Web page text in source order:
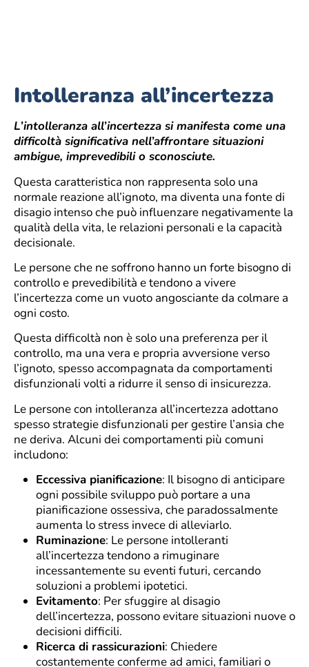
Intolleranza all’incertezza
L’intolleranza all’incertezza si manifesta come una
difficoltà significativa nell’affrontare situazioni
ambigue, imprevedibili o sconosciute.
Questa caratteristica non rappresenta solo una
normale reazione all’ignoto, ma diventa una fonte di
disagio intenso che può influenzare negativamente la
qualità della vita, le relazioni personali e la capacità
decisionale.
Le persone che ne soffrono hanno un forte bisogno di
controllo e prevedibilità e tendono a vivere
l’incertezza come un vuoto angosciante da colmare a
ogni costo.
Questa difficoltà non è solo una preferenza per il
controllo, ma una vera e propria avversione verso
l’ignoto, spesso accompagnata da comportamenti
disfunzionali volti a ridurre il senso di insicurezza.
Le persone con intolleranza all’incertezza adottano
spesso strategie disfunzionali per gestire l’ansia che
ne deriva. Alcuni dei comportamenti più comuni
includono:
Eccessiva pianificazione: Il bisogno di anticipare
ogni possibile sviluppo può portare a una
pianificazione ossessiva, che paradossalmente
aumenta lo stress invece di alleviarlo.
Ruminazione: Le persone intolleranti
all’incertezza tendono a rimuginare
incessantemente su eventi futuri, cercando
soluzioni a problemi ipotetici.
Evitamento: Per sfuggire al disagio
dell’incertezza, possono evitare situazioni nuove o
decisioni difficili.
Ricerca di rassicurazioni: Chiedere
costantemente conferme ad amici, familiari o